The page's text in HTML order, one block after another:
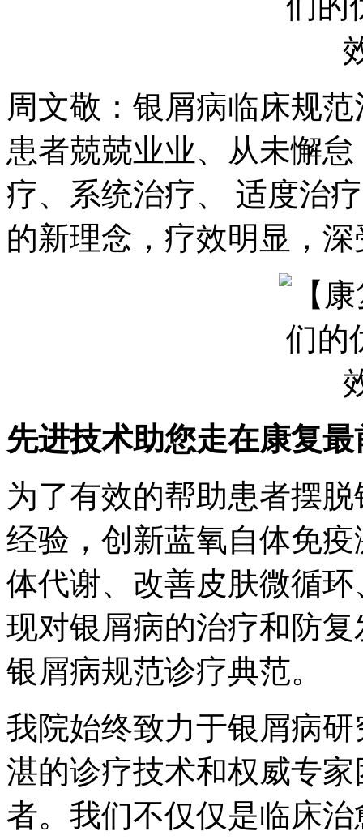
周文敬：银屑病临床规
患者兢兢业业、从未懈
疗、系统治疗、 适度治
的新理念，疗效明显，
先进技术助您走在康复最
为了有效的帮助患者摆
经验，创新蓝氧自体免
体代谢、改善皮肤微循
现对银屑病的治疗和防
银屑病规范诊疗典范。
我院始终致力于银屑病
湛的诊疗技术和权威专
者。我们不仅仅是临床